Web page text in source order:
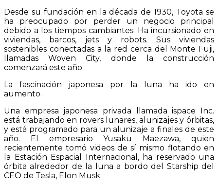
Desde su fundación en la década de 1930, Toyota se
ha preocupado por perder un negocio principal
debido a los tiempos cambiantes. Ha incursionado en
viviendas, barcos, jets y robots. Sus viviendas
sostenibles conectadas a la red cerca del Monte Fuji,
llamadas Woven City, donde la construcción
comenzará este año.
La fascinación japonesa por la luna ha ido en
aumento.
Una empresa japonesa privada llamada ispace Inc.
está trabajando en rovers lunares, alunizajes y órbitas,
y está programado para un alunizaje a finales de este
año. El empresario Yusaku Maezawa, quien
recientemente tomó videos de sí mismo flotando en
la Estación Espacial Internacional, ha reservado una
órbita alrededor de la luna a bordo del Starship del
CEO de Tesla, Elon Musk.